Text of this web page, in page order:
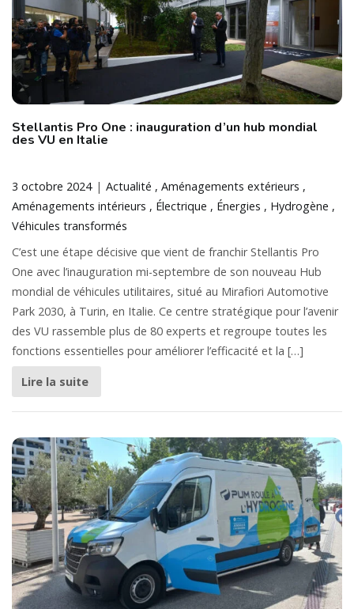
Stellantis Pro One : inauguration d’un hub mondial
des VU en Italie
3 octobre 2024 Actualité
Aménagements extérieurs
Aménagements intérieurs
Électrique Énergies
Hydrogène
Véhicules transformés
C’est une étape décisive que vient de franchir Stellantis Pro
One avec l’inauguration mi-septembre de son nouveau Hub
mondial de véhicules utilitaires, situé au Mirafiori Automotive
Park 2030, à Turin, en Italie. Ce centre stratégique pour l’avenir
des VU rassemble plus de 80 experts et regroupe toutes les
fonctions essentielles pour améliorer l’efficacité et la […]
Lire la suite